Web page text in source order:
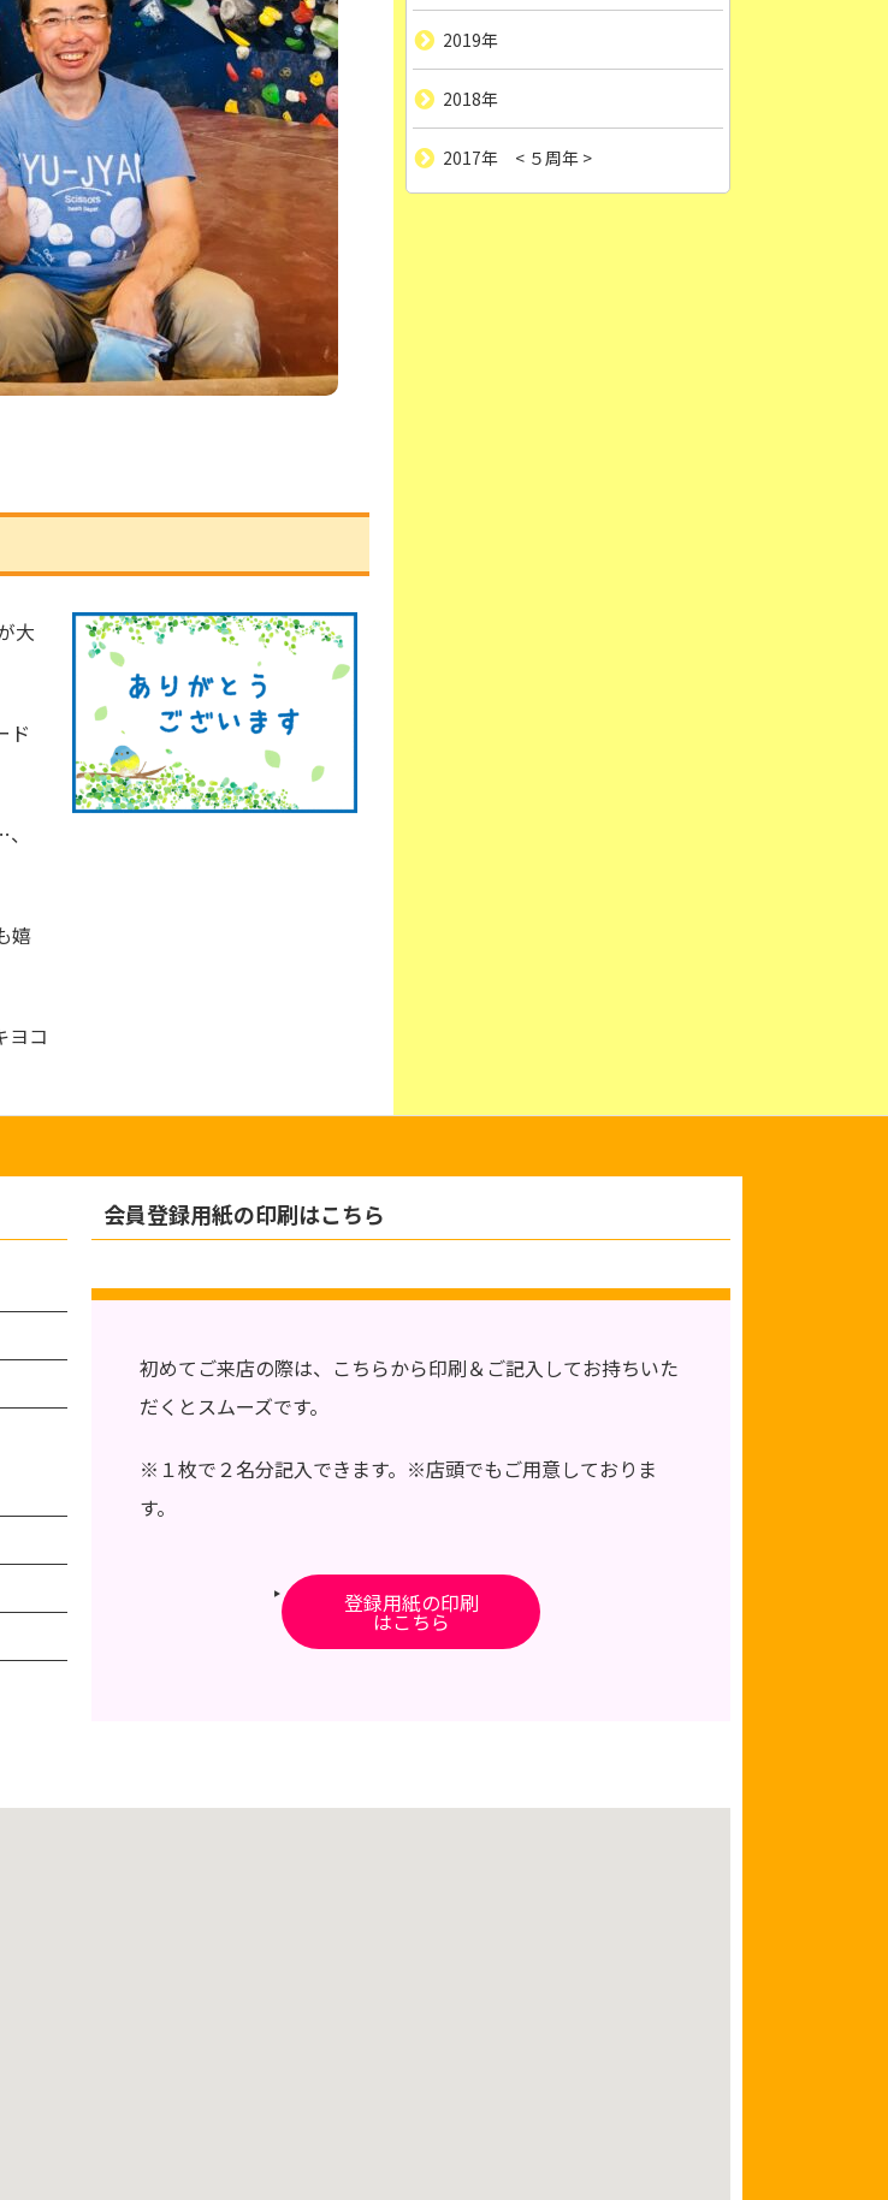
大
ド
嬉
ヨコ
2019年
2018年
2017年 < ５周年 >
会員登録用紙の印刷はこちら
初めてご来店の際は、こちらから印刷＆ご記入してお持ちいた
だくとスムーズです。
※１枚で２名分記入できます。※店頭でもご用意しておりま
す。
登録用紙の印刷
はこちら